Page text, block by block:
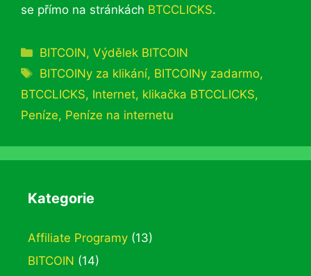
se přímo na stránkách BTCCLICKS.
Rubriky
BITCOIN,Výdělek BITCOIN
Štítky
BITCOINy za klikání, BITCOINy zadarmo,
BTCCLICKS, Internet, klikačka BTCCLICKS,
Peníze, Peníze na internetu
Kategorie
Affiliate Programy (13)
BITCOIN (14)